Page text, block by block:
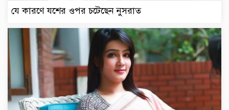
যে কারণে যশের ওপর চটেছেন নুসরাত